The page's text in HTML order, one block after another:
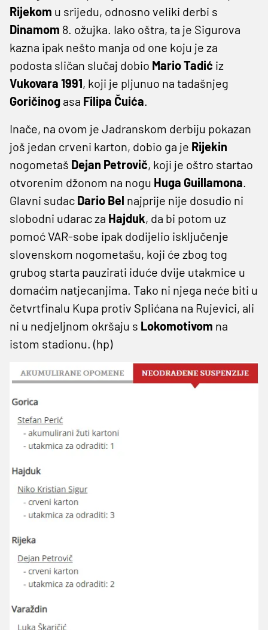
Rijekom u srijedu, odnosno veliki derbi s
Dinamom 8. ožujka. Iako oštra, ta je Sigurova
kazna ipak nešto manja od one koju je za
podosta sličan slučaj dobio Mario Tadić iz
Vukovara 1991, koji je pljunuo na tadašnjeg
Goričinog asa Filipa Čuića.
Inače, na ovom je Jadranskom derbiju pokazan
još jedan crveni karton, dobio ga je Rijekin
nogometaš Dejan Petrovič, koji je oštro startao
otvorenim džonom na nogu Huga Guillamona.
Glavni sudac Dario Bel najprije nije dosudio ni
slobodni udarac za Hajduk, da bi potom uz
pomoć VAR-sobe ipak dodijelio isključenje
slovenskom nogometašu, koji će zbog tog
grubog starta pauzirati iduće dvije utakmice u
domaćim natjecanjima. Tako ni njega neće biti u
četvrtfinalu Kupa protiv Splićana na Rujevici, ali
ni u nedjeljnom okršaju s Lokomotivom na
istom stadionu. (hp)